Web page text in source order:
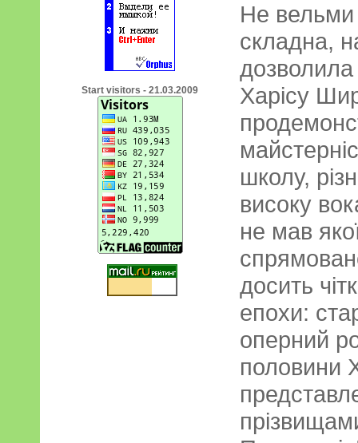
Start visitors - 21.03.2009
Не вельми
складна,
дозволила
Харісу
школу,
високу
не мав
досить
епохи:
оперний
половини